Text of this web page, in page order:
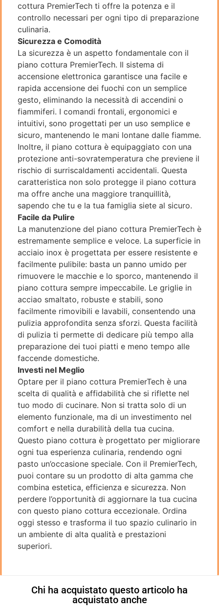
cottura PremierTech ti offre la potenza e il
controllo necessari per ogni tipo di preparazione
culinaria.
Sicurezza e Comodità
La sicurezza è un aspetto fondamentale con il
piano cottura PremierTech. Il sistema di
accensione elettronica garantisce una facile e
rapida accensione dei fuochi con un semplice
gesto, eliminando la necessità di accendini o
fiammiferi. I comandi frontali, ergonomici e
intuitivi, sono progettati per un uso semplice e
sicuro, mantenendo le mani lontane dalle fiamme.
Inoltre, il piano cottura è equipaggiato con una
protezione anti-sovratemperatura che previene il
rischio di surriscaldamenti accidentali. Questa
caratteristica non solo protegge il piano cottura
ma offre anche una maggiore tranquillità,
sapendo che tu e la tua famiglia siete al sicuro.
Facile da Pulire
La manutenzione del piano cottura PremierTech è
estremamente semplice e veloce. La superficie in
acciaio inox è progettata per essere resistente e
facilmente pulibile: basta un panno umido per
rimuovere le macchie e lo sporco, mantenendo il
piano cottura sempre impeccabile. Le griglie in
acciao smaltato, robuste e stabili, sono
facilmente rimovibili e lavabili, consentendo una
pulizia approfondita senza sforzi. Questa facilità
di pulizia ti permette di dedicare più tempo alla
preparazione dei tuoi piatti e meno tempo alle
faccende domestiche.
Investi nel Meglio
Optare per il piano cottura PremierTech è una
scelta di qualità e affidabilità che si riflette nel
tuo modo di cucinare. Non si tratta solo di un
elemento funzionale, ma di un investimento nel
comfort e nella durabilità della tua cucina.
Questo piano cottura è progettato per migliorare
ogni tua esperienza culinaria, rendendo ogni
pasto un’occasione speciale. Con il PremierTech,
puoi contare su un prodotto di alta gamma che
combina estetica, efficienza e sicurezza. Non
perdere l’opportunità di aggiornare la tua cucina
con questo piano cottura eccezionale. Ordina
oggi stesso e trasforma il tuo spazio culinario in
un ambiente di alta qualità e prestazioni
superiori.
Chi ha acquistato questo articolo ha
acquistato anche